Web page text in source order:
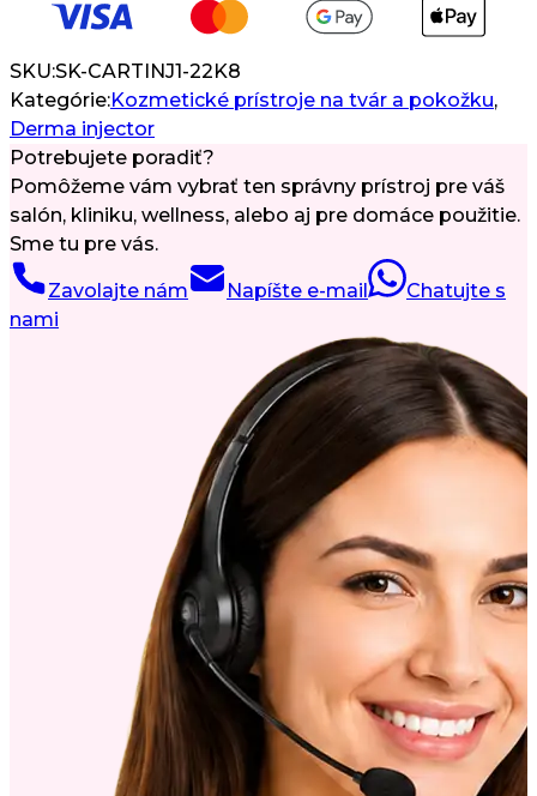
ihlový
SKU:SK-CARTINJ1-22K8
Kategórie:Kozmetické prístroje na tvár a pokožku,
Derma injector
Potrebujete poradiť?
Pomôžeme vám vybrať ten správny prístroj pre váš
salón, kliniku, wellness, alebo aj pre domáce použitie.
Sme tu pre vás.
Zavolajte nám Napíšte e-mail
Chatujte s
nami